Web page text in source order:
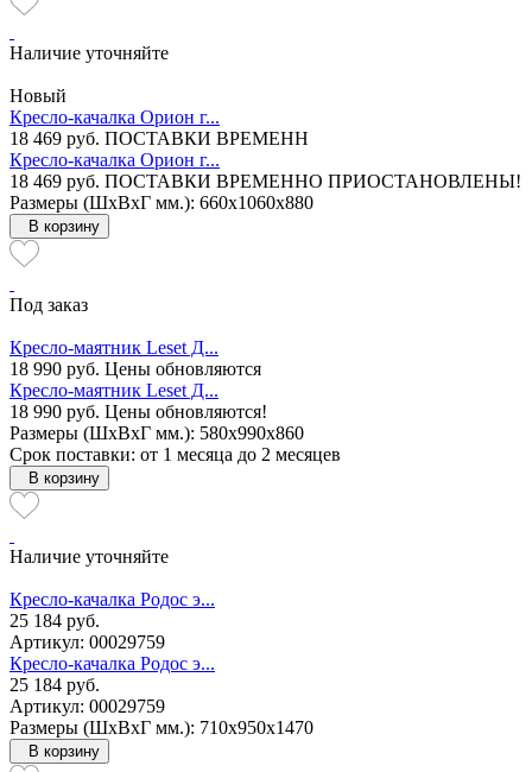
Наличие уточняйте
Новый
Кресло-качалка Орион г...
18 469 руб. ПОСТАВКИ ВРЕМЕНН
Кресло-качалка Орион г...
18 469 руб. ПОСТАВКИ ВРЕМЕННО ПРИОСТАНОВЛЕНЫ!
Размеры (ШxВxГ мм.): 660x1060x880
В корзину
Под заказ
Кресло-маятник Leset Д...
18 990 руб. Цены обновляются
Кресло-маятник Leset Д...
18 990 руб. Цены обновляются!
Размеры (ШxВxГ мм.): 580x990x860
Срок поставки: от 1 месяца до 2 месяцев
В корзину
Наличие уточняйте
Кресло-качалка Родос э...
25 184 руб.
Артикул: 00029759
Кресло-качалка Родос э...
25 184 руб.
Артикул: 00029759
Размеры (ШxВxГ мм.): 710x950x1470
В корзину